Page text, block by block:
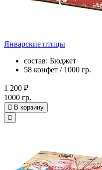
Январские птицы
состав: Бюджет
58 конфет / 1000 гр.
1 200 ₽
1000 гр.
В корзину